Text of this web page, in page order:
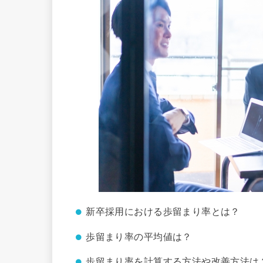
新卒採用における歩留まり率とは？
歩留まり率の平均値は？